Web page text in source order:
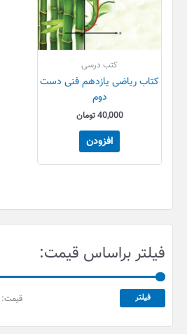
فیلتر براساس قیمت:
فیلتر قیمت:
کتب درسی
کتاب ریاضی یازدهم فنی دست
دوم
40,000تومان
افزودن